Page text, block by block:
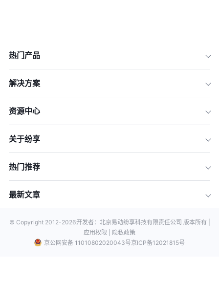
热门产品
解决方案
资源中心
关于纷享
热门推荐
最新文章
© Copyright 2012-2026开发者：北京易动纷享科技有限责任公司 版本所有 |
应用权限 |
隐私政策
京公网安备 11010802020043号京ICP备12021815号